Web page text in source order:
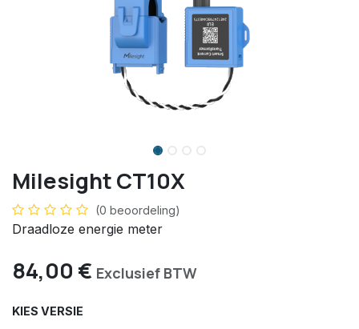
Milesight CT10X
(0 beoordeling)
Draadloze energie meter
84,00 € Exclusief BTW
KIES VERSIE